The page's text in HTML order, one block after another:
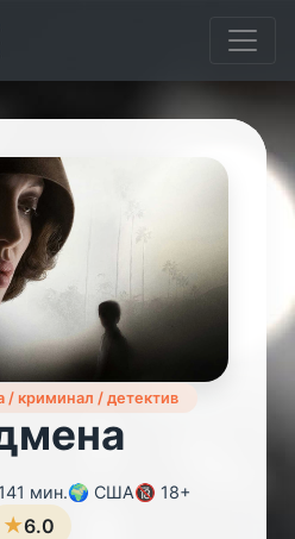
/ криминал / детектив
мин.🌍 США🔞 18+
★6.0